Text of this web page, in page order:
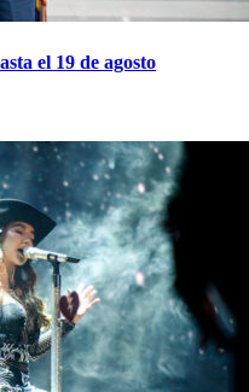
el 19 de agosto